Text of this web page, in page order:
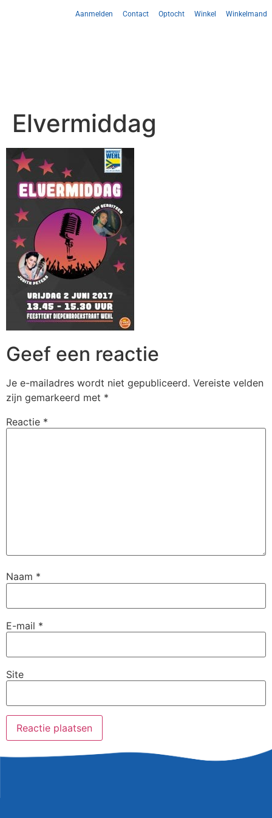
Aanmelden Contact Optocht Winkel Winkelmand
Elvermiddag
Geef een reactie
Je e-mailadres wordt niet gepubliceerd. Vereiste velden
zijn gemarkeerd met *
Reactie *
Naam *
E-mail *
Site